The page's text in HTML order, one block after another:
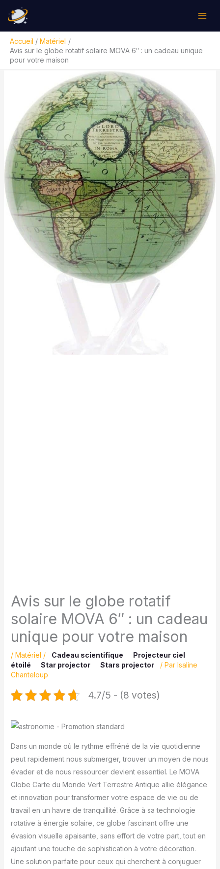
contenu
Accueil
Matériel
Avis sur le globe rotatif solaire MOVA 6″ : un cadeau unique
pour votre maison
Avis sur le globe rotatif
solaire MOVA 6″ : un cadeau
unique pour votre maison
/ Matériel / Cadeau scientifique
Projecteur ciel
étoilé
Star projector Stars projector / Par Isaline
Chanteloup
4.7/5 - (8 votes)
Dans un monde où le rythme effréné de la vie quotidienne
peut rapidement nous submerger, trouver un moyen de nous
évader et de nous ressourcer devient essentiel. Le MOVA
Globe Carte du Monde Vert Terrestre Antique allie élégance
et innovation pour transformer votre espace de vie ou de
travail en un havre de tranquillité. Grâce à sa technologie
rotative à énergie solaire, ce globe fascinant offre une
évasion visuelle apaisante, sans effort de votre part, tout en
ajoutant une touche de sophistication à votre décoration.
Une solution parfaite pour ceux qui cherchent à conjuguer
Rechercher